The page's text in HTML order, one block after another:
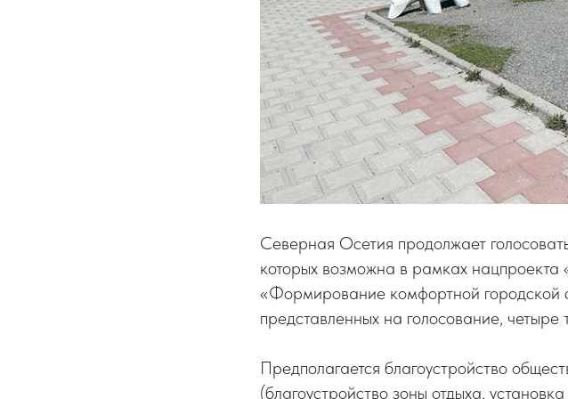
Северная Осетия продолжает
которых возможна в рамках
«Формирование комфортной городской
представленных на голосование,
Предполагается благоустройство
(благоустройство зоны отдыха,